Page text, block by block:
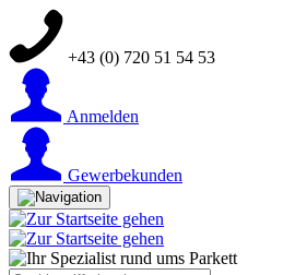
+43 (0) 720 51 54 53
Anmelden
Gewerbekunden